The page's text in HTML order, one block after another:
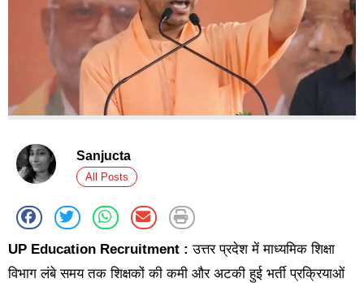
Sanjucta
All Posts
UP Education Recruitment : उत्तर प्रदेश में माध्यमिक शिक्षा
विभाग लंबे समय तक शिक्षकों की कमी और अटकी हुई भर्ती प्रक्रियाओं